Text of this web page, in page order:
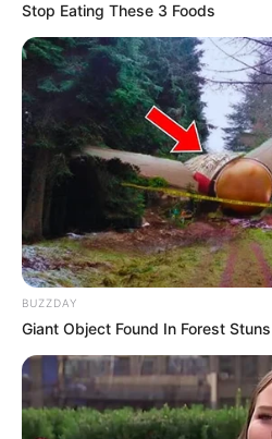
Langka Banget! 10 Pose
Katak yang Bikin Ketawa
Gemes
Ambyar! 10 Kalimat
Pakai Bahasa Jawa Ini
Galau Abis
Stop Eating These 3 Foods
BUZZDAY
Giant Object Found In Forest